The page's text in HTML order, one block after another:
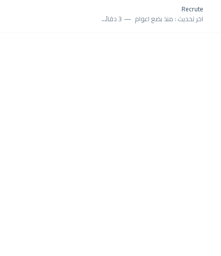
Recrute
اخر تحديث : منذ بضع اعوام 3 دقائق للقراءة